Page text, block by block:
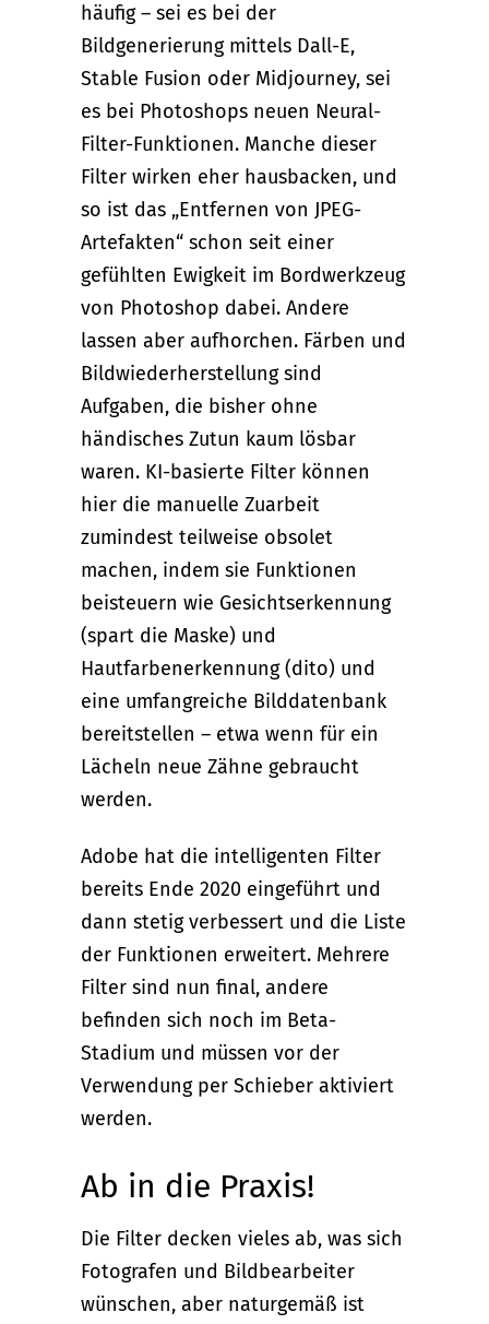
häufig – sei es bei der
Bildgenerierung mittels Dall-E,
Stable Fusion oder Midjourney, sei
es bei Photoshops neuen Neural-
Filter-Funktionen. Manche dieser
Filter wirken eher hausbacken, und
so ist das „Entfernen von JPEG-
Artefakten“ schon seit einer
gefühlten Ewigkeit im Bordwerkzeug
von Photoshop dabei. Andere
lassen aber aufhorchen. Färben und
Bildwiederherstellung sind
Aufgaben, die bisher ohne
händisches Zutun kaum lösbar
waren. KI-basierte Filter können
hier die manuelle Zuarbeit
zumindest teilweise obsolet
machen, indem sie Funktionen
beisteuern wie Gesichtserkennung
(spart die Maske) und
Hautfarbenerkennung (dito) und
eine umfangreiche Bilddatenbank
bereitstellen – etwa wenn für ein
Lächeln neue Zähne gebraucht
werden.
Adobe hat die intelligenten Filter
bereits Ende 2020 eingeführt und
dann stetig verbessert und die Liste
der Funktionen erweitert. Mehrere
Filter sind nun final, andere
befinden sich noch im Beta-
Stadium und müssen vor der
Verwendung per Schieber aktiviert
werden.
Ab in die Praxis!
Die Filter decken vieles ab, was sich
Fotografen und Bildbearbeiter
wünschen, aber naturgemäß ist